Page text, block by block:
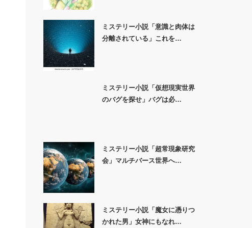
ミステリー小説「意識と肉体は
分離されている」これを…
ミステリー小説「仮想現実世界
のバグを探せ」バグは必…
ミステリー小説「超常現象研究
会」マルチバース世界へ…
ミステリー小説「魔女に憑りつ
かれた男」女神にもなれ…